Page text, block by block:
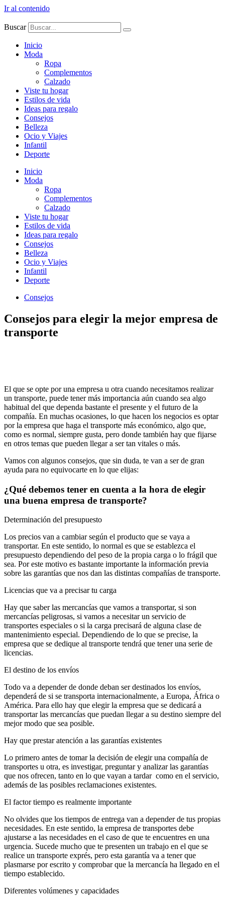
Ir al contenido
Buscar
Inicio
Moda
Ropa
Complementos
Calzado
Viste tu hogar
Estilos de vida
Ideas para regalo
Consejos
Belleza
Ocio y Viajes
Infantil
Deporte
Inicio
Moda
Ropa
Complementos
Calzado
Viste tu hogar
Estilos de vida
Ideas para regalo
Consejos
Belleza
Ocio y Viajes
Infantil
Deporte
Consejos
Consejos para elegir la mejor empresa de
transporte
El que se opte por una empresa u otra cuando necesitamos realizar
un transporte, puede tener más importancia aún cuando sea algo
habitual del que dependa bastante el presente y el futuro de la
compañía. En muchas ocasiones, lo que hacen los negocios es optar
por la empresa que haga el transporte más económico, algo que,
como es normal, siempre gusta, pero donde también hay que fijarse
en otros temas que pueden llegar a ser tan vitales o más.
Vamos con algunos consejos, que sin duda, te van a ser de gran
ayuda para no equivocarte en lo que elijas:
¿Qué debemos tener en cuenta a la hora de elegir
una buena empresa de transporte?
Determinación del presupuesto
Los precios van a cambiar según el producto que se vaya a
transportar. En este sentido, lo normal es que se establezca el
presupuesto dependiendo del peso de la propia carga o lo frágil que
sea. Por este motivo es bastante importante la información previa
sobre las garantías que nos dan las distintas compañías de transporte.
Licencias que va a precisar tu carga
Hay que saber las mercancías que vamos a transportar, si son
mercancías peligrosas, si vamos a necesitar un servicio de
transportes especiales o si la carga precisará de alguna clase de
mantenimiento especial. Dependiendo de lo que se precise, la
empresa que se dedique al transporte tendrá que tener una serie de
licencias.
El destino de los envíos
Todo va a depender de donde deban ser destinados los envíos,
dependerá de si se transporta internacionalmente, a Europa, África o
América. Para ello hay que elegir la empresa que se dedicará a
transportar las mercancías que puedan llegar a su destino siempre del
mejor modo que sea posible.
Hay que prestar atención a las garantías existentes
Lo primero antes de tomar la decisión de elegir una compañía de
transportes u otra, es investigar, preguntar y analizar las garantías
que nos ofrecen, tanto en lo que vayan a tardar como en el servicio,
además de las posibles reclamaciones existentes.
El factor tiempo es realmente importante
No olvides que los tiempos de entrega van a depender de tus propias
necesidades. En este sentido, la empresa de transportes debe
ajustarse a las necesidades en el caso de que te encuentres en una
urgencia. Sucede mucho que te presenten un trabajo en el que se
realice un transporte exprés, pero esta garantía va a tener que
plasmarse por escrito y comprobar que la mercancía ha llegado en el
tiempo establecido.
Diferentes volúmenes y capacidades